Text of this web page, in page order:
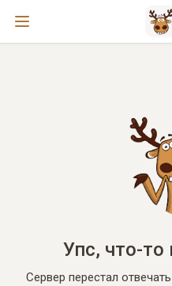
Упс, что-
Сервер перестал